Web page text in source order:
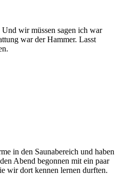
wir müssen sagen ich war
war der Hammer. Lasst
in den Saunabereich und haben
Abend begonnen mit ein paar
wir dort kennen lernen durften.